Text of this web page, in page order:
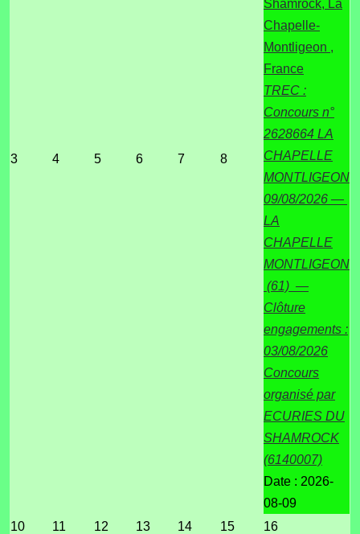
3 4 5 6 7 8
Shamrock, La
Chapelle-
Montligeon ,
France
TREC :
Concours n°
2628664 LA
CHAPELLE
MONTLIGEON
09/08/2026 —
LA
CHAPELLE
MONTLIGEON
(61) —
Clôture
engagements :
03/08/2026
Concours
organisé par
ECURIES DU
SHAMROCK
(6140007)
Date : 2026-
08-09
10
11 12 13 14 15
16